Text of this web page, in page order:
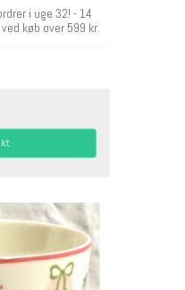
i uge 32! - 14
køb over 599 kr.